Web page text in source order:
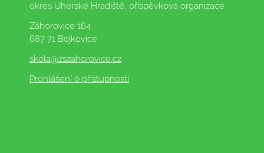
okres Uherské Hradiště, příspěvková organizace
Záhorovice 164
687 71 Bojkovice
skola@zszahorovice.cz
Prohlášení o přístupnosti